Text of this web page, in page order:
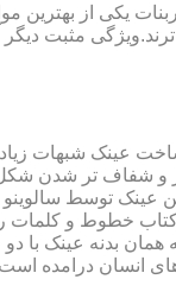
کربنات یکی از
مثبت دیگر
عینک شبهات
و شفاف تر شدن شکل
همان بدنه عینک
انسان درامده